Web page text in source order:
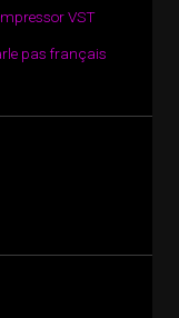
VST
pas français